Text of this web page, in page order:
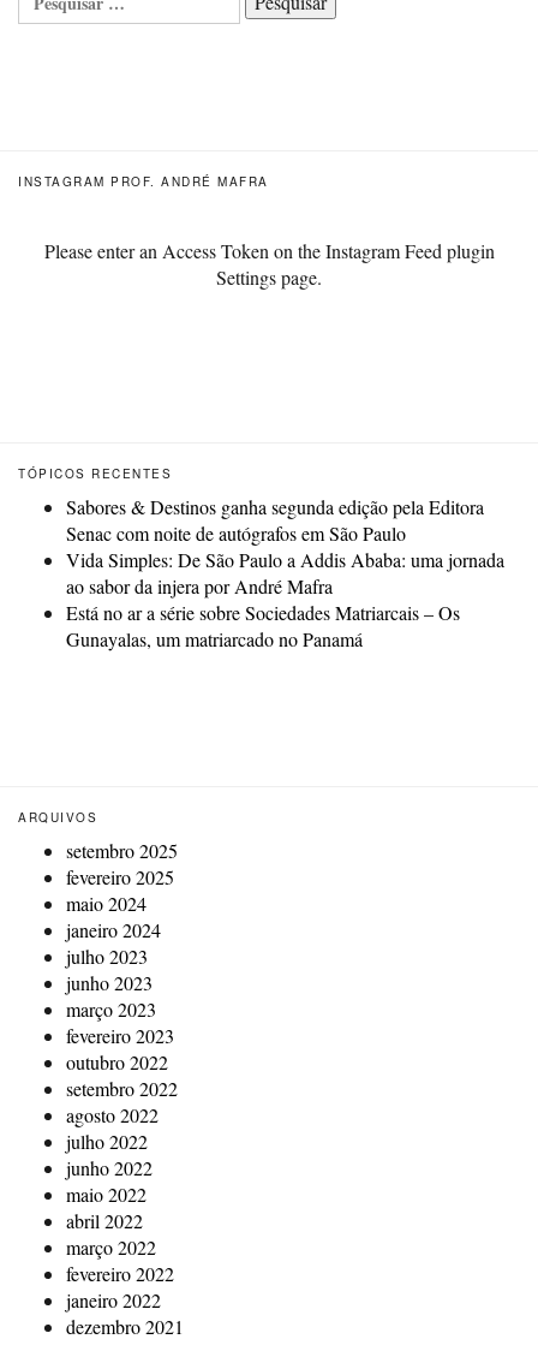
INSTAGRAM PROF. ANDRÉ MAFRA
Please enter an Access Token on the Instagram Feed plugin
Settings page.
TÓPICOS RECENTES
Sabores & Destinos ganha segunda edição pela Editora
Senac com noite de autógrafos em São Paulo
Vida Simples: De São Paulo a Addis Ababa: uma jornada
ao sabor da injera por André Mafra
Está no ar a série sobre Sociedades Matriarcais – Os
Gunayalas, um matriarcado no Panamá
ARQUIVOS
setembro 2025
fevereiro 2025
maio 2024
janeiro 2024
julho 2023
junho 2023
março 2023
fevereiro 2023
outubro 2022
setembro 2022
agosto 2022
julho 2022
junho 2022
maio 2022
abril 2022
março 2022
fevereiro 2022
janeiro 2022
dezembro 2021